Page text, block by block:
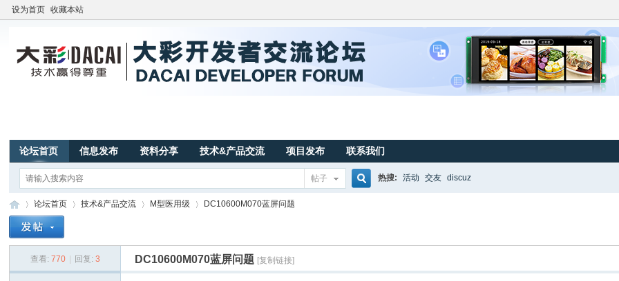
设为首页 收藏本站
论坛首页 信息发布 资料分享 技术&产品交流 项目发布 联系我们
帖子 热搜: 活动 交友 discuz
论坛首页
›
技术&产品交流
›
M型医用级
›
DC10600M070蓝屏问题
查看: 770 回复: 3 DC10600M070蓝屏问题 [复制链接]